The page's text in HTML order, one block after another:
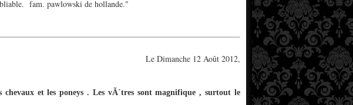
fam. pawlowski de hollande."
Le Dimanche 12 Août 2012,
et les poneys . Les vÃ´tres sont magnifique , surtout le